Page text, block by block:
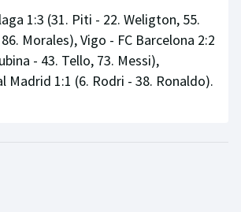
1:3 (31. Piti - 22. Weligton, 55.
Morales), Vigo - FC Barcelona 2:2
- 43. Tello, 73. Messi),
Madrid 1:1 (6. Rodri - 38. Ronaldo).